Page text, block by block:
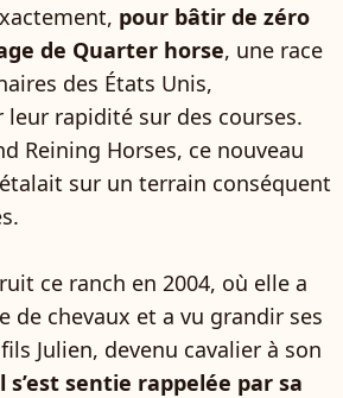
pour bâtir de zéro
de Quarter horse, une race
des États Unis,
leur rapidité sur des courses.
Reining Horses, ce nouveau
sur un terrain conséquent
ce ranch en 2004, où elle a
de chevaux et a vu grandir ses
Julien, devenu cavalier à son
s’est sentie rappelée par sa